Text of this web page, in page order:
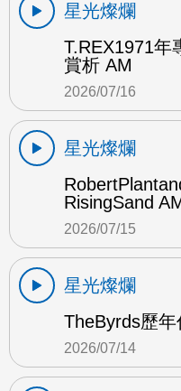
星光燦爛
T.REX1971年
賞析 AM
2026/07/16
星光燦爛
RisingSand
2026/07/15
星光燦爛
TheByrds歷
2026/07/14